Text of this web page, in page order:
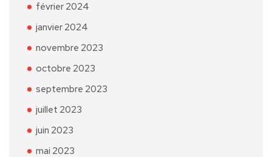
février 2024
janvier 2024
novembre 2023
octobre 2023
septembre 2023
juillet 2023
juin 2023
mai 2023